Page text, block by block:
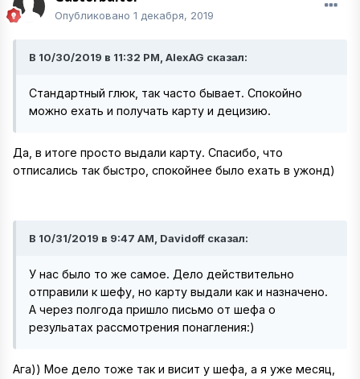
Опубликовано 1 декабря, 2019
В 10/30/2019 в 11:32 PM, AlexAG сказал:
Стандартный глюк, так часто бывает. Спокойно
можно ехать и получать карту и децизию.
Да, в итоге просто выдали карту. Спасибо, что
отписались так быстро, спокойнее было ехать в ужонд)
В 10/31/2019 в 9:47 AM, Davidoff сказал:
У нас было то же самое. Дело действительно
отправили к шефу, но карту выдали как и назначено.
А через полгода пришло письмо от шефа о
резульатах рассмотрения понагления:)
Ага)) Мое дело тоже так и висит у шефа, а я уже месяц,